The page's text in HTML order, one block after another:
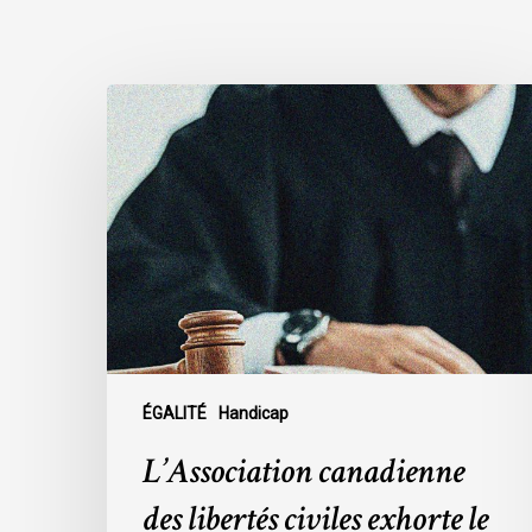
ÉGALITÉ Handicap
L’Association
canadienne
des
libertés
civiles
exhorte
le
gouvernement
fédéral
à
rejeter
indéfinie
L’Association canadienne
des libertés civiles exhorte le